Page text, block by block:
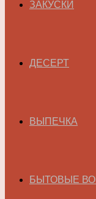
ЗАКУСКИ
ДЕСЕРТ
ВЫПЕЧКА
БЫТОВЫЕ